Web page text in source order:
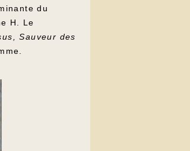
du
H. Le
Sauveur des